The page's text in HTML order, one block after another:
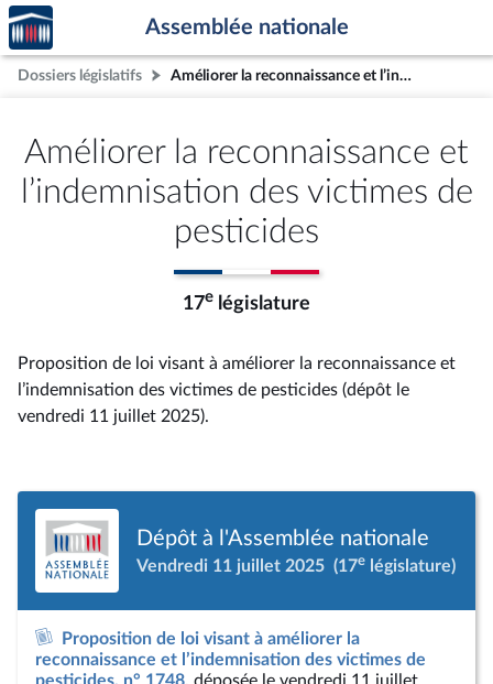
Aller au contenu
Aller en bas de la page
Accèder
à la
page
d'accueil
Assemblée nationale
Dossiers législatifs Améliorer la reconnaissance et l’indemnisation des victimes de pesticides
Améliorer la reconnaissance et
l’indemnisation des victimes de
pesticides
17e législature
Proposition de loi visant à améliorer la reconnaissance et
l’indemnisation des victimes de pesticides (dépôt le
vendredi 11 juillet 2025).
Dépôt à l'Assemblée nationale
Vendredi 11 juillet 2025 (17e législature)
Proposition de loi visant à améliorer la
reconnaissance et l’indemnisation des victimes de